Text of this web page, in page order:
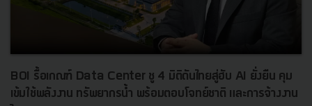
BOI รื้อเกณฑ์ Data Center ชู 4 มิติดันไทยสู่ฮับ AI ยั่งยืน คุม
เข้มใช้พลังงาน ทรัพยากรน้ำ พร้อมตอบโจทย์ชาติ และการจ้างงาน